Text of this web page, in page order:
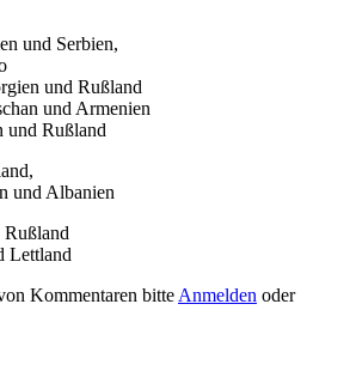
und Serbien,
und Rußland
und Armenien
und Rußland
und Albanien
Rußland
Lettland
Kommentaren bitte Anmelden oder